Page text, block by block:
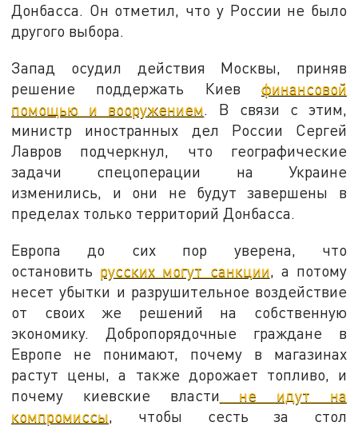
Донбасса. Он отметил, что у России не было
другого выбора.
Запад осудил действия Москвы, приняв
решение поддержать Киев финансовой
помощью и вооружением. В связи с этим,
министр иностранных дел России Сергей
Лавров подчеркнул, что географические
задачи спецоперации на Украине
изменились, и они не будут завершены в
пределах только территорий Донбасса.
Европа до сих пор уверена, что
остановить русских могут санкции , а потому
несет убытки и разрушительное воздействие
от своих же решений на собственную
экономику. Добропорядочные граждане в
Европе не понимают, почему в магазинах
растут цены, а также дорожает топливо, и
почему киевские власти не идут на
компромиссы , чтобы сесть за стол